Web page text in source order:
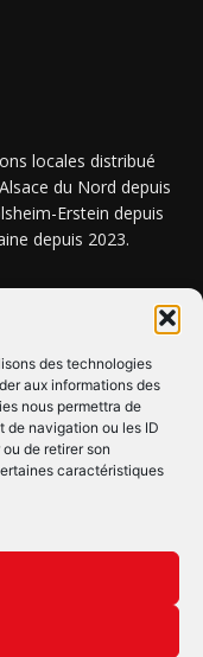
des technologies
aux informations des
nous permettra de
de navigation ou les ID
de retirer son
caractéristiques
locales distribué
du Nord depuis
Erstein depuis
depuis 2023.
!